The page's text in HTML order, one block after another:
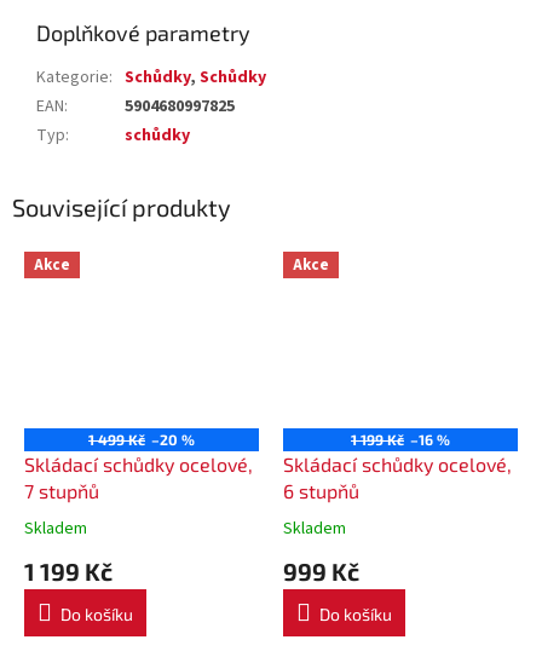
Doplňkové parametry
Kategorie: Schůdky, Schůdky
EAN:
5904680997825
Typ: schůdky
Související produkty
Akce
1 499 Kč –20 %
Skládací schůdky ocelové,
7 stupňů
Skladem
1 199 Kč
Do košíku
Akce
1 199 Kč –16 %
Skládací schůdky ocelové,
6 stupňů
Skladem
999 Kč
Do košíku